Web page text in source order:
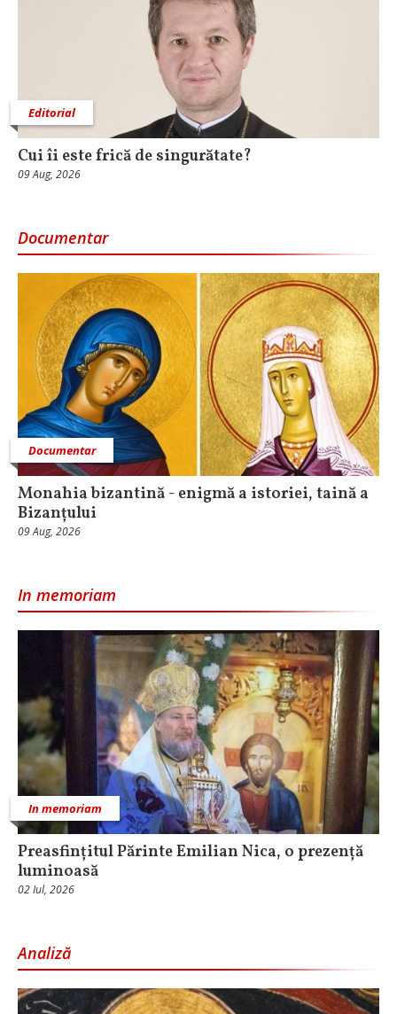
Editorial
Cui îi este frică de singurătate?
09 Aug, 2026
Documentar
Documentar
Monahia bizantină - enigmă a istoriei, taină a
Bizanțului
09 Aug, 2026
In memoriam
In memoriam
Preasfințitul Părinte Emilian Nica, o prezență
luminoasă
02 Iul, 2026
Analiză